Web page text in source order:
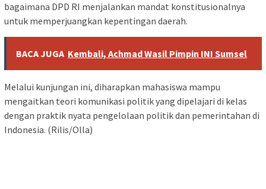
bagaimana DPD RI menjalankan mandat konstitusionalnya
untuk memperjuangkan kepentingan daerah.
BACA JUGA Kembali, Achmad Wasil Pimpin INI Sumsel
Melalui kunjungan ini, diharapkan mahasiswa mampu
mengaitkan teori komunikasi politik yang dipelajari di kelas
dengan praktik nyata pengelolaan politik dan pemerintahan di
Indonesia. (Rilis/Olla)